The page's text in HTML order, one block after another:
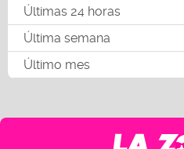
Últimas 24 horas
Última semana
Último mes